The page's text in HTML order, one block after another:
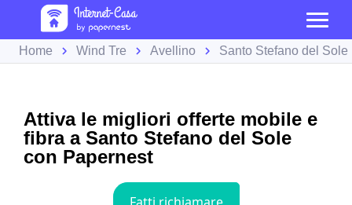
Home Wind Tre Avellino Santo Stefano del Sole